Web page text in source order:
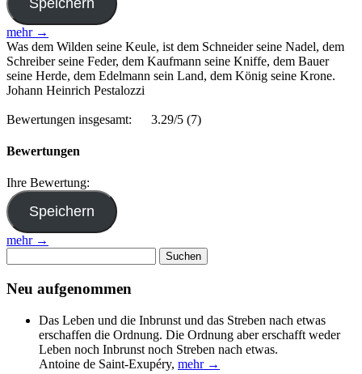
mehr →
Was dem Wilden seine Keule, ist dem Schneider seine Nadel, dem
Schreiber seine Feder, dem Kaufmann seine Kniffe, dem Bauer
seine Herde, dem Edelmann sein Land, dem König seine Krone.
Johann Heinrich Pestalozzi
Bewertungen insgesamt: 3.29/5 (7)
Bewertungen
Ihre Bewertung:
mehr →
nach:
Neu aufgenommen
Das Leben und die Inbrunst und das Streben nach etwas
erschaffen die Ordnung. Die Ordnung aber erschafft weder
Leben noch Inbrunst noch Streben nach etwas.
Antoine de Saint-Exupéry, mehr →